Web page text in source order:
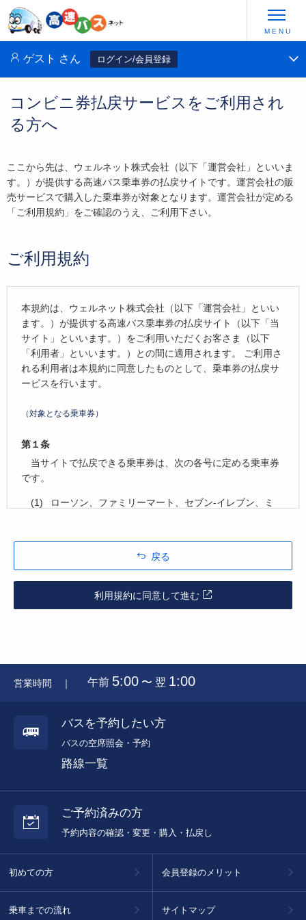
ゲスト さん ログイン/会員登録
コンビニ券払戻サービスをご利用され
る方へ
ここから先は、ウェルネット株式会社（以下「運営会社」といいま
す。）が提供する高速バス乗車券の払戻サイトです。運営会社の販
売サービスで購入した乗車券が対象となります。運営会社が定める
「ご利用規約」をご確認のうえ、ご利用下さい。
ご利用規約
本規約は、ウェルネット株式会社（以下「運営会社」といい
ます。）が提供する高速バス乗車券の払戻サイト（以下「当
サイト」といいます。）をご利用いただくお客さま（以下
「利用者」といいます。）との間に適用されます。 ご利用さ
れる利用者は本規約に同意したものとして、乗車券の払戻サ
ービスを行います。
（対象となる乗車券）
第１条
当サイトで払戻できる乗車券は、次の各号に定める乗車券
です。
ローソン、ファミリーマート、セブン-イレブン、ミ
2
でも利用者の負担となります。
第３条
払戻する乗車券の券面記載の指定時刻までに、払戻
情報が当サイトのコンピューターへ到着するよう送信
願います。
戻る
利用規約に同意して進む
営業時間 ｜ 午前 5:00 〜 翌 1:00
バスを予約したい方
バスの空席照会・予約
路線一覧
ご予約済みの方
予約内容の確認・変更・購入・払戻し
初めての方
乗車までの流れ
会員登録のメリット
サイトマップ